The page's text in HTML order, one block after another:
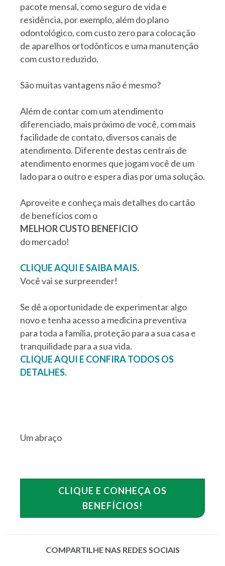
pacote mensal, como seguro de vida e
residência, por exemplo, além do plano
odontológico, com custo zero para colocação
de aparelhos ortodônticos e uma manutenção
com custo reduzido.
São muitas vantagens não é mesmo?
Além de contar com um atendimento
diferenciado, mais próximo de você, com mais
facilidade de contato, diversos canais de
atendimento. Diferente destas centrais de
atendimento enormes que jogam você de um
lado para o outro e espera dias por uma solução.
Aproveite e conheça mais detalhes do cartão
de benefícios com o
MELHOR CUSTO BENEFICIO
do mercado!
CLIQUE AQUI E SAIBA MAIS.
Você vai se surpreender!
Se dê a oportunidade de experimentar algo
novo e tenha acesso a medicina preventiva
para toda a família, proteção para a sua casa e
tranquilidade para a sua vida.
CLIQUE AQUI E CONFIRA TODOS OS
DETALHES.
Um abraço
CLIQUE E CONHEÇA OS
BENEFÍCIOS!
COMPARTILHE NAS REDES SOCIAIS